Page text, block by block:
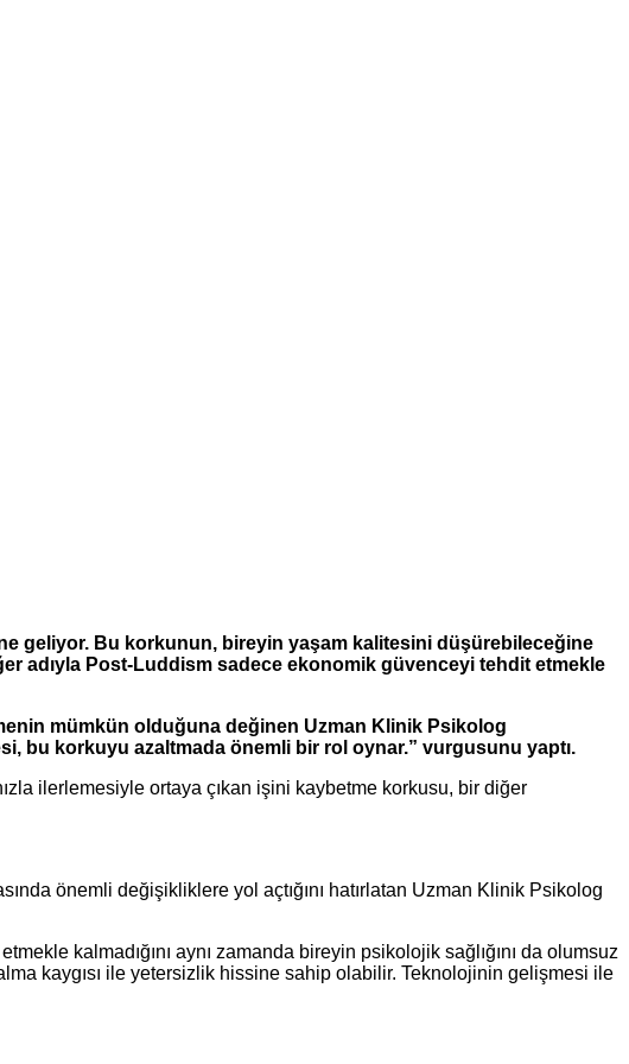
geliyor. Bu korkunun, bireyin yaşam kalitesini düşürebileceğine
adıyla Post-Luddism sadece ekonomik güvenceyi tehdit etmekle
mümkün olduğuna değinen Uzman Klinik Psikolog
bu korkuyu azaltmada önemli bir rol oynar.” vurgusunu yaptı.
ilerlemesiyle ortaya çıkan işini kaybetme korkusu, bir diğer
önemli değişikliklere yol açtığını hatırlatan Uzman Klinik Psikolog
kalmadığını aynı zamanda bireyin psikolojik sağlığını da olumsuz
kaygısı ile yetersizlik hissine sahip olabilir. Teknolojinin gelişmesi ile